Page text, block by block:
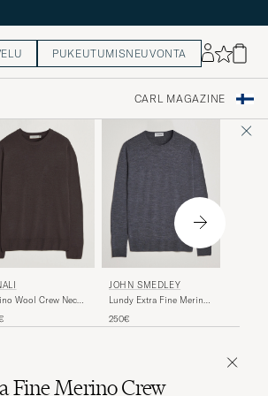
PUKEUTUMISNEUVONTA
CARL MAGAZINE
Wool Crew Neck
JOHN SMEDLEY
Lundy Extra Fine Merino
250€
Fine Merino Crew